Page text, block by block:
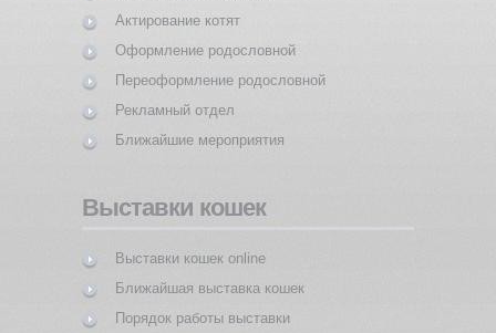
Актирование котят
Оформление родословной
Переоформление родословной
Рекламный отдел
Ближайшие мероприятия
Выставки кошек
Выставки кошек online
Ближайшая выставка кошек
Порядок работы выставки